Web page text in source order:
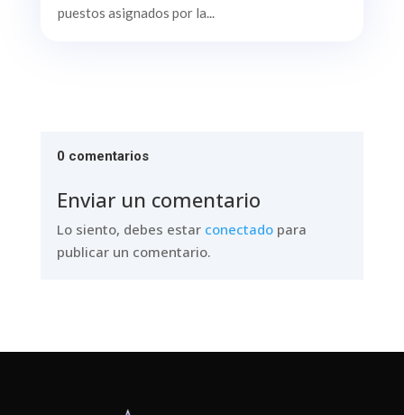
puestos asignados por la...
0 comentarios
Enviar un comentario
Lo siento, debes estar conectadopara
publicar un comentario.